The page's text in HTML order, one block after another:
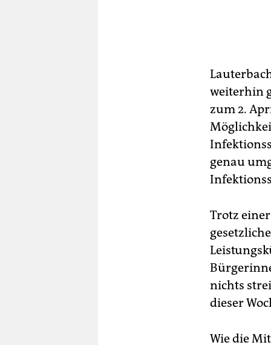
weiterhin
zum 2.
genau
Trotz
nichts
dieser
Wie die